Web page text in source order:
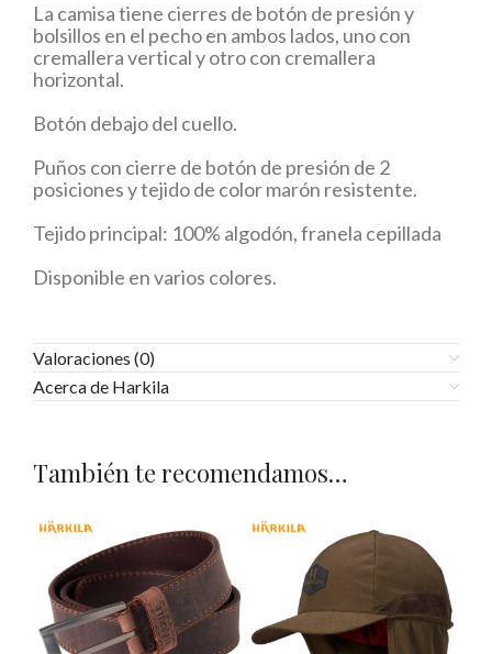
La camisa tiene cierres de botón de presión y
bolsillos en el pecho en ambos lados, uno con
cremallera vertical y otro con cremallera
horizontal.
Botón debajo del cuello.
Puños con cierre de botón de presión de 2
posiciones y tejido de color marón resistente.
Tejido principal: 100% algodón, franela cepillada
Disponible en varios colores.
Valoraciones (0)
Acerca de Harkila
También te recomendamos…